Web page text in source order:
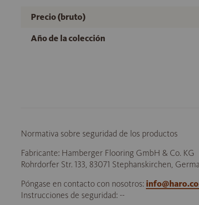
Precio (bruto)
Año de la colección
Normativa sobre seguridad de los productos
Fabricante: Hamberger Flooring GmbH & Co. KG
Rohrdorfer Str. 133, 83071 Stephanskirchen,
Póngase en contacto con nosotros:
Instrucciones de seguridad: --